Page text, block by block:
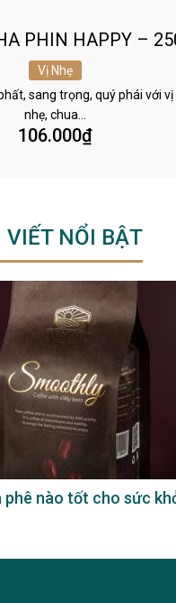
PHIN HAPPY –
Vị Nhẹ
sang trọng, quý phái với
nhẹ, chua…
106.000₫
VIẾT NỔI BẬT
phê nào tốt cho sức